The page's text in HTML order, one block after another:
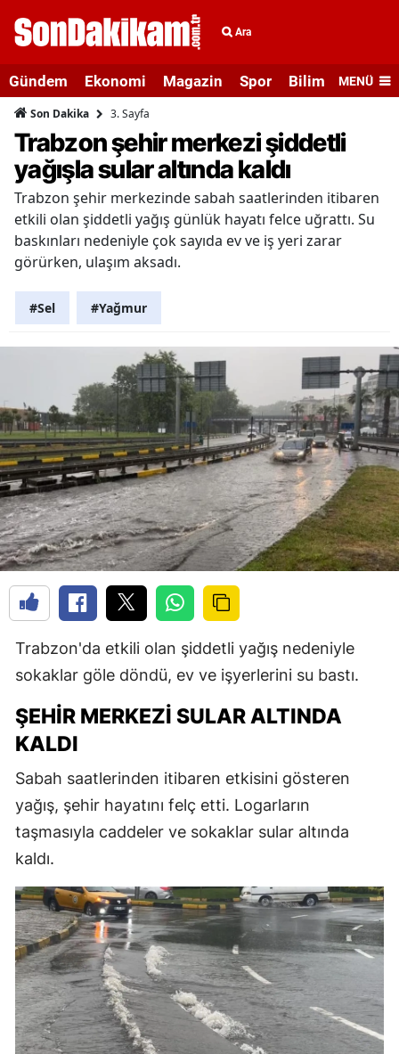
Ara
Gündem Ekonomi Magazin Spor Bilim veMENÜ
Son Dakika 3. Sayfa
Trabzon şehir merkezi şiddetli
yağışla sular altında kaldı
Trabzon şehir merkezinde sabah saatlerinden itibaren
etkili olan şiddetli yağış günlük hayatı felce uğrattı. Su
baskınları nedeniyle çok sayıda ev ve iş yeri zarar
görürken, ulaşım aksadı.
#Sel #Yağmur
Trabzon'da etkili olan şiddetli yağış nedeniyle
sokaklar göle döndü, ev ve işyerlerini su bastı.
ŞEHIR MERKEZI SULAR ALTINDA
KALDI
Sabah saatlerinden itibaren etkisini gösteren
yağış, şehir hayatını felç etti. Logarların
taşmasıyla caddeler ve sokaklar sular altında
kaldı.